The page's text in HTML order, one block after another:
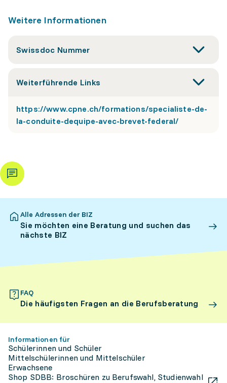
Weitere Informationen
Swissdoc Nummer
Weiterführende Links
https://www.cpne.ch/formations/specialiste-de-
la-conduite-dequipe-avec-brevet-federal/
Alle Adressen der BIZ
Sie möchten eine Beratung und suchen das
nächste BIZ
FAQ
Die häufigsten Fragen an die Berufsberatung
Informationen für
Schülerinnen und Schüler
Mittelschülerinnen und Mittelschüler
Erwachsene
Shop SDBB: Broschüren zu Berufswahl, Studienwahl